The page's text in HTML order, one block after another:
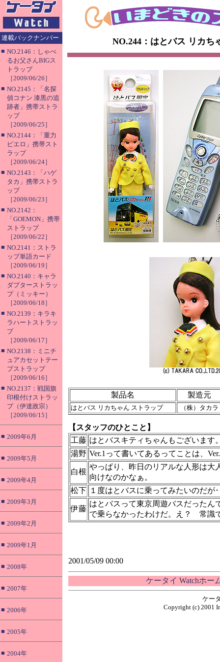
連載バックナンバー
■ NO.2146：しゃべ
るお父さんBIGス
トラップ
［2009/06/26］
■ NO.2145：「名探
偵コナン 漆黒の追
跡者」携帯ストラ
ップ
［2009/06/25］
■ NO.2144：「重力
ピエロ」携帯スト
ラップ
［2009/06/24］
■ NO.2143：「ハゲ
タカ」携帯ストラ
ップ
［2009/06/23］
■ NO.2142：
「GOEMON」携帯
ストラップ
［2009/06/22］
■ NO.2141：ストラ
ップ単語カード
［2009/06/19］
■ NO.2140：キャラ
ダプターストラッ
プ（ミッキー）
［2009/06/18］
■ NO.2139：キラキ
ラハートストラッ
プ
［2009/06/17］
■ NO.2138：ミニチ
ュアカセットテー
プストラップ
［2009/06/16］
■ NO.2137：戦国旗
印根付けストラッ
プ（伊達政宗）
［2009/06/15］
■ 2009年6月
■ 2009年5月
■ 2009年4月
■ 2009年3月
■ 2009年2月
■ 2009年1月
■ 2008年
■ 2007年
■ 2006年
■ 2005年
■ 2004年
NO.244：はとバス リカち
製品名 製造元
はとバス リカちゃん ストラップ （株）タカラ
【スタッフのひとこと】
工藤 はとバスキティちゃんもございます
湯野 Ver.1って書いてあるってことは、
白根
やっぱり、昨日のリアルな人形は大
向けなのかなぁ。
松下 １度はとバスに乗ってみたいのだが･
伊藤
はとバスって東京周遊バスだった
で乗らなかったわけだ。え？ 常識
2001/05/09 00:00
ケータイ Watchホー
ケー
Copyright (c) 2001